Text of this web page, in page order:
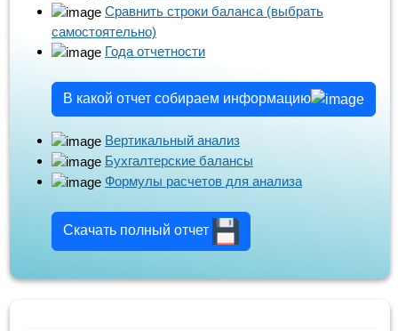
Сравнить строки баланса (выбрать
самостоятельно)
Года отчетности
В какой отчет собираем информацию
Вертикальный анализ
Бухгалтерские балансы
Формулы расчетов для анализа
Скачать полный отчет